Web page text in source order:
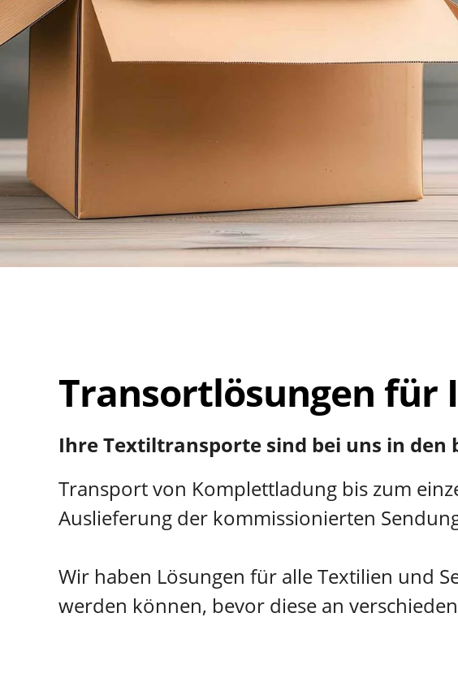
Transortlösungen für
Ihre Textiltransporte sind bei uns in den
Transport von Komplettladung bis zum
Auslieferung der kommissionierten
Wir haben Lösungen für alle Textilien und
werden können, bevor diese an